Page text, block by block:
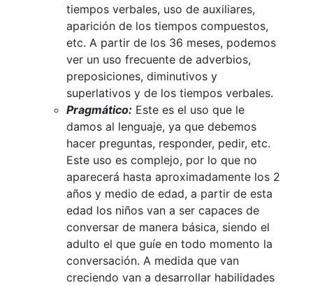
tiempos verbales, uso de auxiliares,
aparición de los tiempos compuestos,
etc. A partir de los 36 meses, podemos
ver un uso frecuente de adverbios,
preposiciones, diminutivos y
superlativos y de los tiempos verbales.
Pragmático: Este es el uso que le
damos al lenguaje, ya que debemos
hacer preguntas, responder, pedir, etc.
Este uso es complejo, por lo que no
aparecerá hasta aproximadamente los 2
años y medio de edad, a partir de esta
edad los niños van a ser capaces de
conversar de manera básica, siendo el
adulto el que guíe en todo momento la
conversación. A medida que van
creciendo van a desarrollar habilidades